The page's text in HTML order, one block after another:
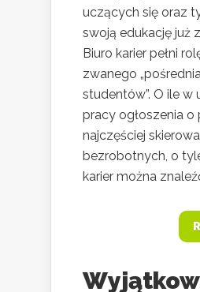
uczących się oraz
swoją edukację już
Biuro karier pełni
zwanego
studentów”. O ile w
pracy ogłoszenia o
najczęściej
bezrobotnych, o
karier można